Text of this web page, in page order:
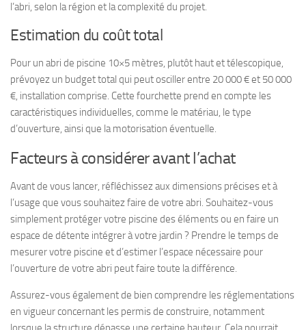
l’abri, selon la région et la complexité du projet.
Estimation du coût total
Pour un abri de piscine 10×5 mètres, plutôt haut et télescopique,
prévoyez un budget total qui peut osciller entre 20 000 € et 50 000
€, installation comprise. Cette fourchette prend en compte les
caractéristiques individuelles, comme le matériau, le type
d’ouverture, ainsi que la motorisation éventuelle.
Facteurs à considérer avant l’achat
Avant de vous lancer, réfléchissez aux dimensions précises et à
l’usage que vous souhaitez faire de votre abri. Souhaitez-vous
simplement protéger votre piscine des éléments ou en faire un
espace de détente intégrer à votre jardin ? Prendre le temps de
mesurer votre piscine et d’estimer l’espace nécessaire pour
l’ouverture de votre abri peut faire toute la différence.
Assurez-vous également de bien comprendre les réglementations
en vigueur concernant les permis de construire, notamment